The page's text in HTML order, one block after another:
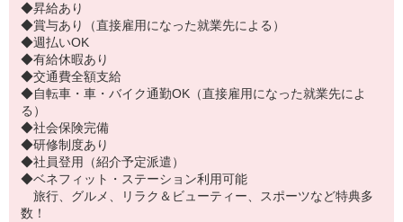
◆昇給あり
◆賞与あり（直接雇用になった就業先による）
◆週払いOK
◆有給休暇あり
◆交通費全額支給
◆自転車・車・バイク通勤OK（直接雇用になった就業先によ
る）
◆社会保険完備
◆研修制度あり
◆社員登用（紹介予定派遣）
◆ベネフィット・ステーション利用可能
旅行、グルメ、リラク＆ビューティー、スポーツなど特典多
数！